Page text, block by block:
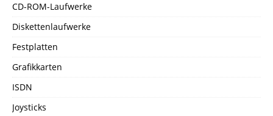
CD-ROM-Laufwerke
Diskettenlaufwerke
Festplatten
Grafikkarten
ISDN
Joysticks